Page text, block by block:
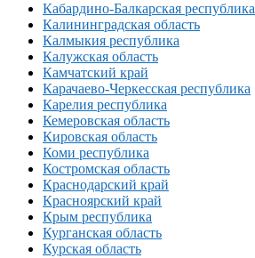
Кабардино-Балкарская республика
Калининградская область
Калмыкия республика
Калужская область
Камчатский край
Карачаево-Черкесская республика
Карелия республика
Кемеровская область
Кировская область
Коми республика
Костромская область
Краснодарский край
Красноярский край
Крым республика
Курганская область
Курская область